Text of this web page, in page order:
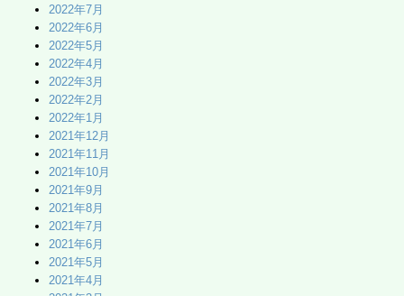
2022年7月
2022年6月
2022年5月
2022年4月
2022年3月
2022年2月
2022年1月
2021年12月
2021年11月
2021年10月
2021年9月
2021年8月
2021年7月
2021年6月
2021年5月
2021年4月